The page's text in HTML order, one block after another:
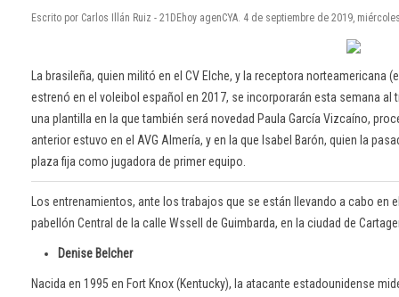
Escrito por Carlos Illán Ruiz - 21DEhoy agenCYA. 4 de septiembre de 2019,
La brasileña, quien militó en el CV Elche, y la receptora norteamericana
estrenó en el voleibol español en 2017, se incorporarán esta semana
una plantilla en la que también será novedad Paula García Vizcaíno,
anterior estuvo en el AVG Almería, y en la que Isabel Barón, quien la
plaza fija como jugadora de primer equipo.
Los entrenamientos, ante los trabajos que se están llevando a cabo en
pabellón Central de la calle Wssell de Guimbarda, en la ciudad de
Denise Belcher
Nacida en 1995 en Fort Knox (Kentucky), la atacante estadounidense